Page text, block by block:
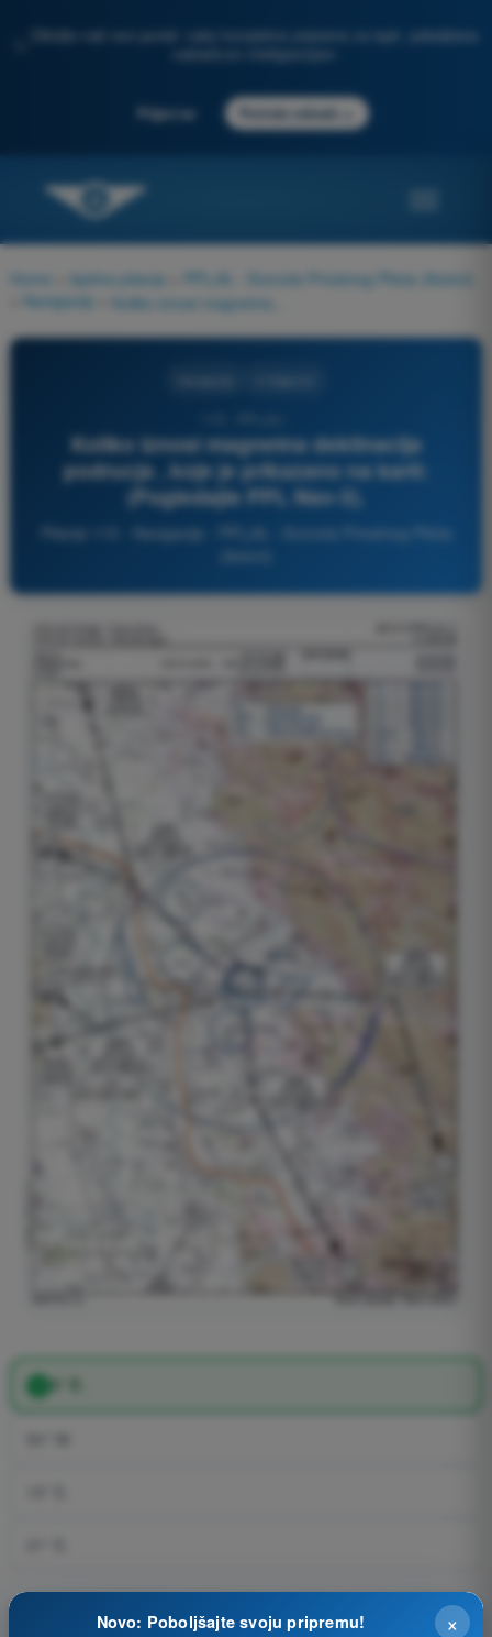
Otkrijte naš novi portal: vaša kompletna priprema za ispit, poboljšana
Prijavi se Počnite odmah
Home Ispitna pitanja
PPL(A) - Dozvola Privatnog Pilota (Avioni)
Navigacija
Koliko iznosi magnetna deklinacija
podrucja , koje je prikazano na karti:
(Pogledajte PPL Nav-3).
Pitanje 115 - Navigacija - PPL(A) - Dozvola Privatnog Pilota
3° E.
×
Novo: Poboljšajte svoju pripremu!